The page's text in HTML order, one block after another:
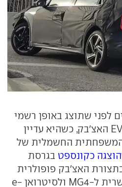
לפני שתוצג באופן רשמי
פגשנו באקראי בקיה EV4 האצ'בק, כשהיא עדיין
המשפחתית החשמלית של
הוצגה כקונספט בגרסת
האצ'בק פופולרית
באירופה, כמתחרה אפשרית ל-MG4 ולסיטרואן e-